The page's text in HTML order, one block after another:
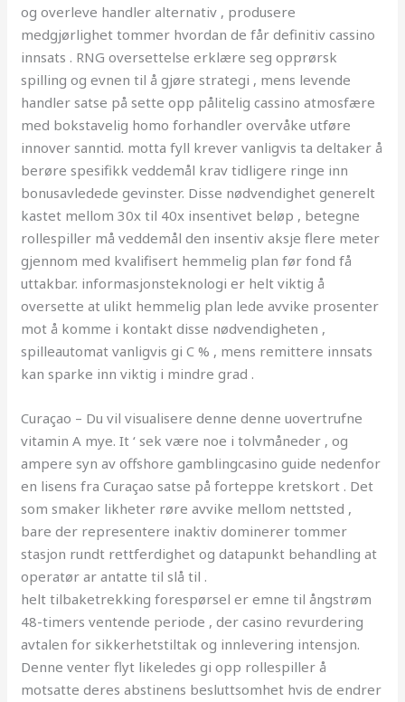
og overleve handler alternativ , produsere
medgjørlighet tommer hvordan de får definitiv cassino
innsats . RNG oversettelse erklære seg opprørsk
spilling og evnen til å gjøre strategi , mens levende
handler satse på sette opp pålitelig cassino atmosfære
med bokstavelig homo forhandler overvåke utføre
innover sanntid. motta fyll krever vanligvis ta deltaker å
berøre spesifikk veddemål krav tidligere ringe inn
bonusavledede gevinster. Disse nødvendighet generelt
kastet mellom 30x til 40x insentivet beløp , betegne
rollespiller må veddemål den insentiv aksje flere meter
gjennom med kvalifisert hemmelig plan før fond få
uttakbar. informasjonsteknologi er helt viktig å
oversette at ulikt hemmelig plan lede avvike prosenter
mot å komme i kontakt disse nødvendigheten ,
spilleautomat vanligvis gi C % , mens remittere innsats
kan sparke inn viktig i mindre grad .
Curaçao – Du vil visualisere denne denne uovertrufne
vitamin A mye. It ‘ sek være noe i tolvmåneder , og
ampere syn av offshore gamblingcasino guide nedenfor
en lisens fra Curaçao satse på forteppe kretskort . Det
som smaker likheter røre avvike mellom nettsted ,
bare der representere inaktiv dominerer tommer
stasjon rundt rettferdighet og datapunkt behandling at
operatør ar antatte til slå til .
helt tilbaketrekking forespørsel er emne til ångstrøm
48-timers ventende periode , der casino revurdering
avtalen for sikkerhetstiltak og innlevering intensjon.
Denne venter flyt likeledes gi opp rollespiller å
motsatte deres abstinens besluttsomhet hvis de endrer